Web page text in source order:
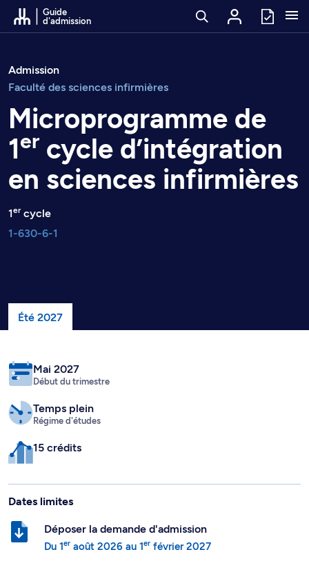
Passer au contenu
Guide
d'admission
Admission
Faculté des sciences infirmières
Microprogramme de
1er cycle d’intégration
en sciences infirmières
1ercycle
1-630-6-1
Été 2027
Mai 2027
Début du trimestre
Temps plein
Régime d'études
15 crédits
Dates limites
Déposer la demande d'admission
Du 1er août 2026 au 1er février 2027